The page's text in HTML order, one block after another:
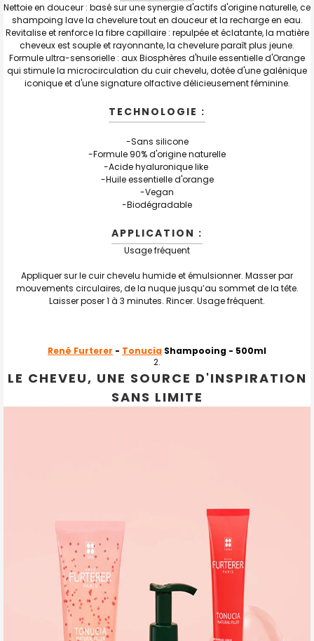
Nettoie en douceur : basé sur une synergie d'actifs d'origine naturelle, ce
shampoing lave la chevelure tout en douceur et la recharge en eau.
Revitalise et renforce la fibre capillaire : repulpée et éclatante, la matière
cheveux est souple et rayonnante, la chevelure paraît plus jeune.
Formule ultra-sensorielle : aux Biosphères d'huile essentielle d'Orange
qui stimule la microcirculation du cuir chevelu, dotée d'une galénique
iconique et d'une signature olfactive délicieusement féminine.
TECHNOLOGIE :
-Sans silicone
-Formule 90% d'origine naturelle
-Acide hyaluronique like
-Huile essentielle d'orange
-Vegan
-Biodégradable
APPLICATION :
Usage fréquent
Appliquer sur le cuir chevelu humide et émulsionner. Masser par
mouvements circulaires, de la nuque jusqu’au sommet de la tête.
Laisser poser 1 à 3 minutes. Rincer. Usage fréquent.
René Furterer - Tonucia Shampooing - 500ml
LE CHEVEU, UNE SOURCE D'INSPIRATION
SANS LIMITE